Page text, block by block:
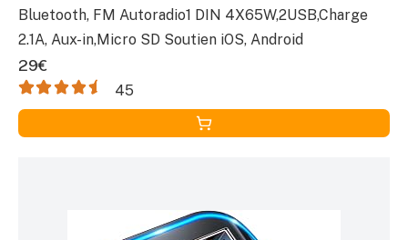
Bluetooth, FM Autoradio1 DIN 4X65W,2USB,Charge
2.1A, Aux-in,Micro SD Soutien iOS, Android
29€
45